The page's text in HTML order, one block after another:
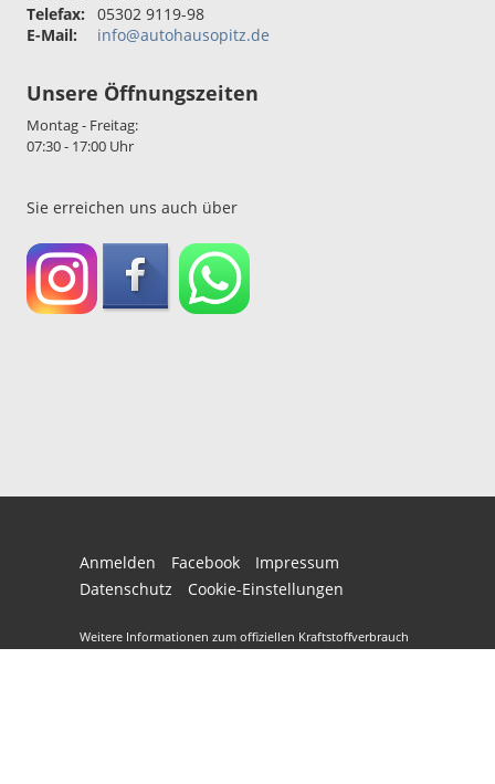
Telefax:
05302 9119-98
E-Mail:
info@autohausopitz.de
Unsere Öffnungszeiten
Montag - Freitag:
07:30 - 17:00 Uhr
Sie erreichen uns auch über
Anmelden Facebook
Impressum
Datenschutz
Cookie-Einstellungen
Weitere Informationen zum offiziellen Kraftstoffverbrauch
und zu den offiziellen spezifischen CO -Emissionen und